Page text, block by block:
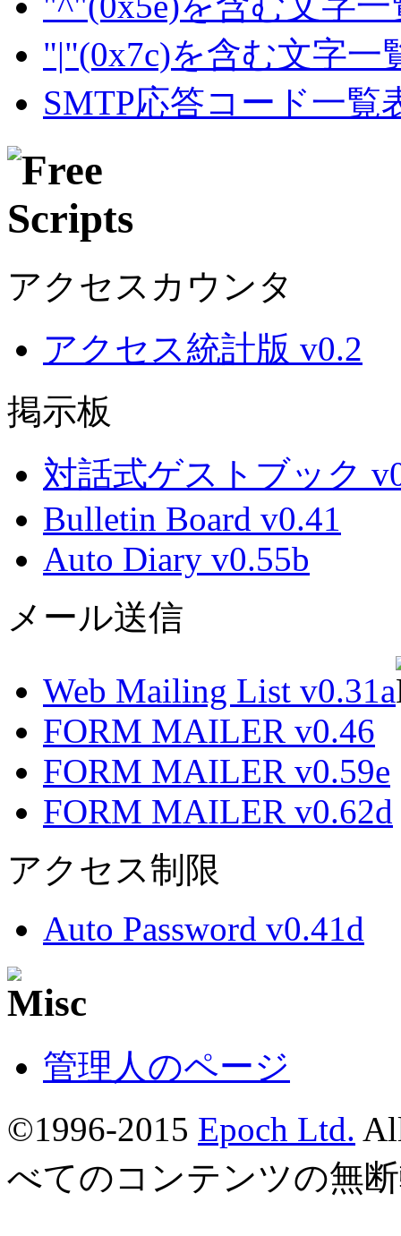
"|"(0x7c)を含む文字一
SMTP応答コード一覧
アクセスカウンタ
アクセス統計版 v0.2
掲示板
対話式ゲストブック
Bulletin Board v0.41
Auto Diary v0.55b
メール送信
Web Mailing List v0.31a
FORM MAILER v0.46
FORM MAILER v0.59e
FORM MAILER v0.62d
アクセス制限
Auto Password v0.41d
管理人のページ
©1996-2015 Epoch Ltd.
べてのコンテンツの無